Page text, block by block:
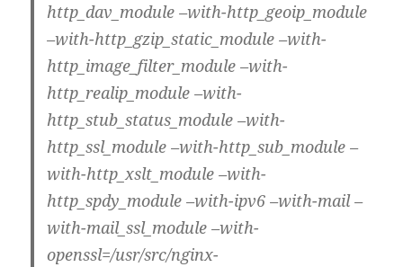
http_dav_module –with-http_geoip_module
–with-http_gzip_static_module –with-
http_image_filter_module –with-
http_realip_module –with-
http_stub_status_module –with-
http_ssl_module –with-http_sub_module –
with-http_xslt_module –with-
http_spdy_module –with-ipv6 –with-mail –
with-mail_ssl_module –with-
openssl=/usr/src/nginx-